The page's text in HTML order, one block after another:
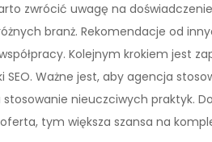
zwrócić uwagę na
branż. Rekomendacje od
Kolejnym krokiem jest
Ważne jest, aby agencja
nieuczciwych praktyk.
tym większa szansa na